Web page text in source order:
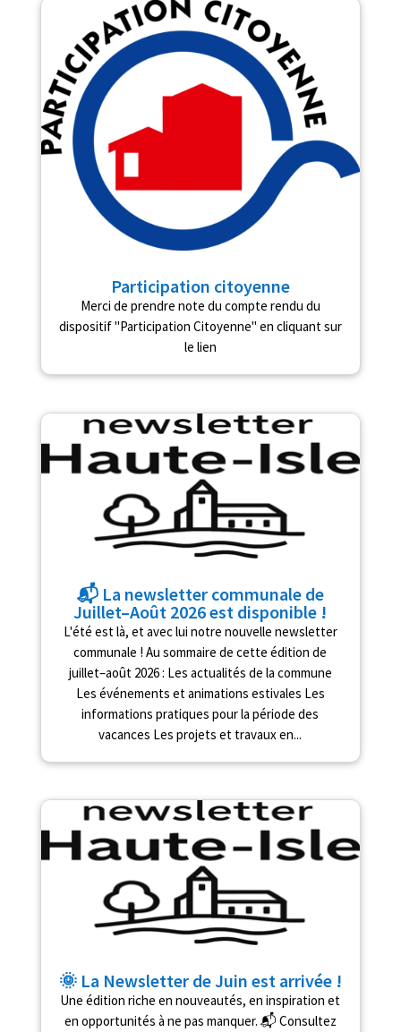
Participation citoyenne
Merci de prendre note du compte rendu du
dispositif "Participation Citoyenne" en cliquant sur
le lien
📬 La newsletter communale de
Juillet–Août 2026 est disponible !
L'été est là, et avec lui notre nouvelle newsletter
communale ! Au sommaire de cette édition de
juillet–août 2026 : Les actualités de la commune
Les événements et animations estivales Les
informations pratiques pour la période des
vacances Les projets et travaux en...
🌞 La Newsletter de Juin est arrivée !
Une édition riche en nouveautés, en inspiration et
en opportunités à ne pas manquer. 📬 Consultez